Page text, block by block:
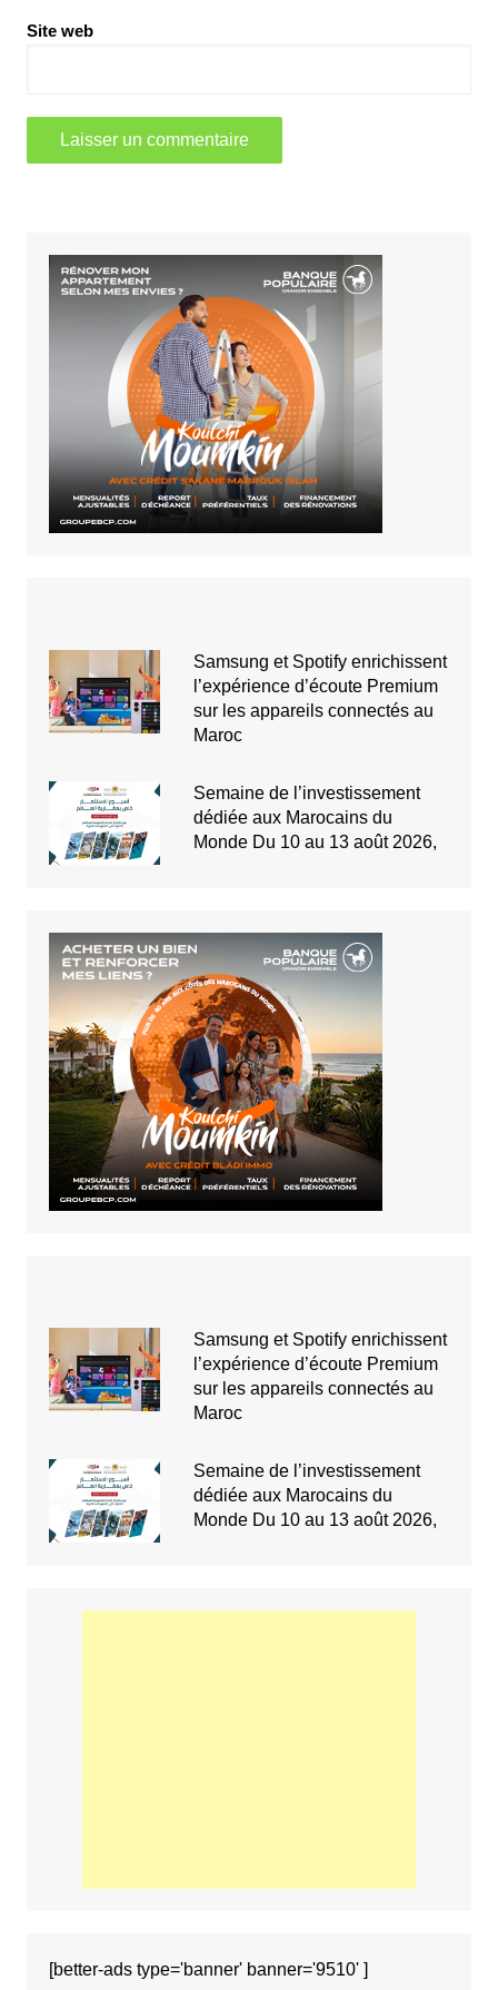
Site web
Samsung et Spotify enrichissent
l’expérience d’écoute Premium
sur les appareils connectés au
Maroc
Semaine de l’investissement
dédiée aux Marocains du
Monde Du 10 au 13 août 2026,
Samsung et Spotify enrichissent
l’expérience d’écoute Premium
sur les appareils connectés au
Maroc
Semaine de l’investissement
dédiée aux Marocains du
Monde Du 10 au 13 août 2026,
[better-ads type='banner' banner='9510' ]